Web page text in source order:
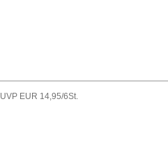
UVP EUR 14,95/6St.